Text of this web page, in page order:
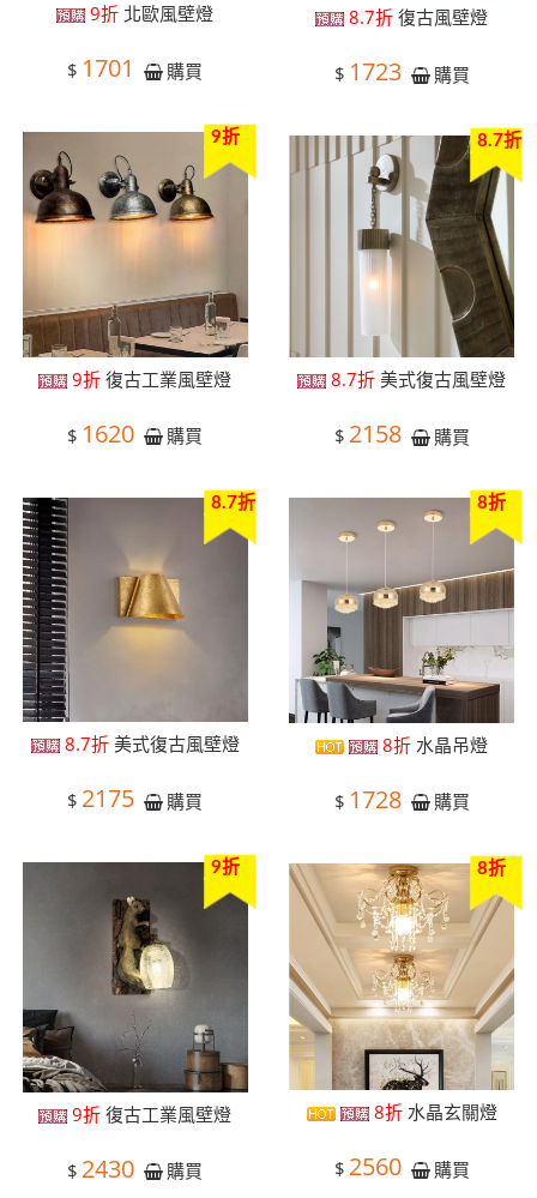
9折 北歐風壁燈
$ 1701 購買
8.7折 復古風壁燈
$ 1723 購買
9折
9折 復古工業風壁燈
$ 1620 購買
8.7折
8.7折 美式復古風壁燈
$ 2158 購買
8.7折
8.7折美式復古風壁燈
$ 2175 購買
8折
8折 水晶吊燈
$ 1728 購買
9折
9折 復古工業風壁燈
$ 2430 購買
8折
8折水晶玄關燈
$ 2560 購買